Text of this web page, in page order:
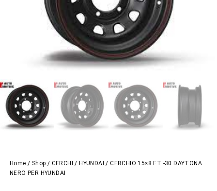
Home / Shop / CERCHI /HYUNDAI / CERCHIO 15×8 ET -30 DAYTONA
NERO PER HYUNDAI